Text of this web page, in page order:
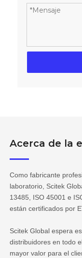
Acerca de la
Como fabricante
laboratorio, Scitek
13485, ISO 45001 e
están certificados por
Scitek Global espera
distribuidores en todo
mayor valor para el